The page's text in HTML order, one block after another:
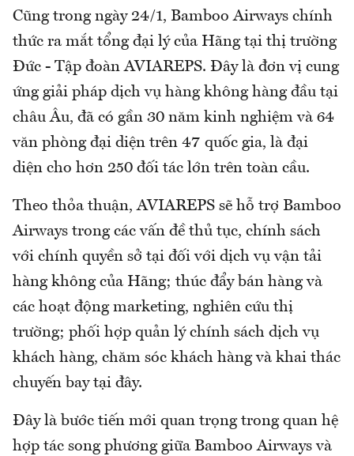
Cũng trong ngày 24/1, Bamboo Airways chính
thức ra mắt tổng đại lý của Hãng tại thị trường
Đức - Tập đoàn AVIAREPS. Đây là đơn vị cung
ứng giải pháp dịch vụ hàng không hàng đầu tại
châu Âu, đã có gần 30 năm kinh nghiệm và 64
văn phòng đại diện trên 47 quốc gia, là đại
diện cho hơn 250 đối tác lớn trên toàn cầu.
Theo thỏa thuận, AVIAREPS sẽ hỗ trợ Bamboo
Airways trong các vấn đề thủ tục, chính sách
với chính quyền sở tại đối với dịch vụ vận tải
hàng không của Hãng; thúc đẩy bán hàng và
các hoạt động marketing, nghiên cứu thị
trường; phối hợp quản lý chính sách dịch vụ
khách hàng, chăm sóc khách hàng và khai thác
chuyến bay tại đây.
Đây là bước tiến mới quan trọng trong quan hệ
hợp tác song phương giữa Bamboo Airways và